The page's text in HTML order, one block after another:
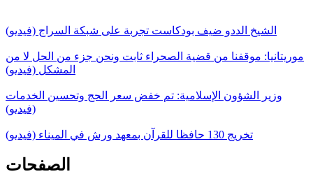
الشيخ الددو ضيف بودكاست تجربة على شبكة السراج (فيديو)
موريتانيا: موقفنا من قضية الصحراء ثابت ونحن جزء من الحل لا من
المشكل (فيديو)
وزير الشؤون الإسلامية: تم خفض سعر الحج وتحسين الخدمات
(فيديو)
تخريج 130 حافظا للقرآن بمعهد ورش في الميناء (فيديو)
الصفحات